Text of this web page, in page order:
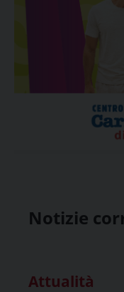
Notizie
Attualità